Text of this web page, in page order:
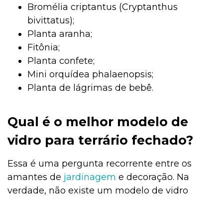
Bromélia criptantus (Cryptanthus
bivittatus);
Planta aranha;
Fitônia;
Planta confete;
Mini orquídea phalaenopsis;
Planta de lágrimas de bebê.
Qual é o melhor modelo de
vidro para terrário fechado?
Essa é uma pergunta recorrente entre os
amantes de jardinagem e decoração. Na
verdade, não existe um modelo de vidro